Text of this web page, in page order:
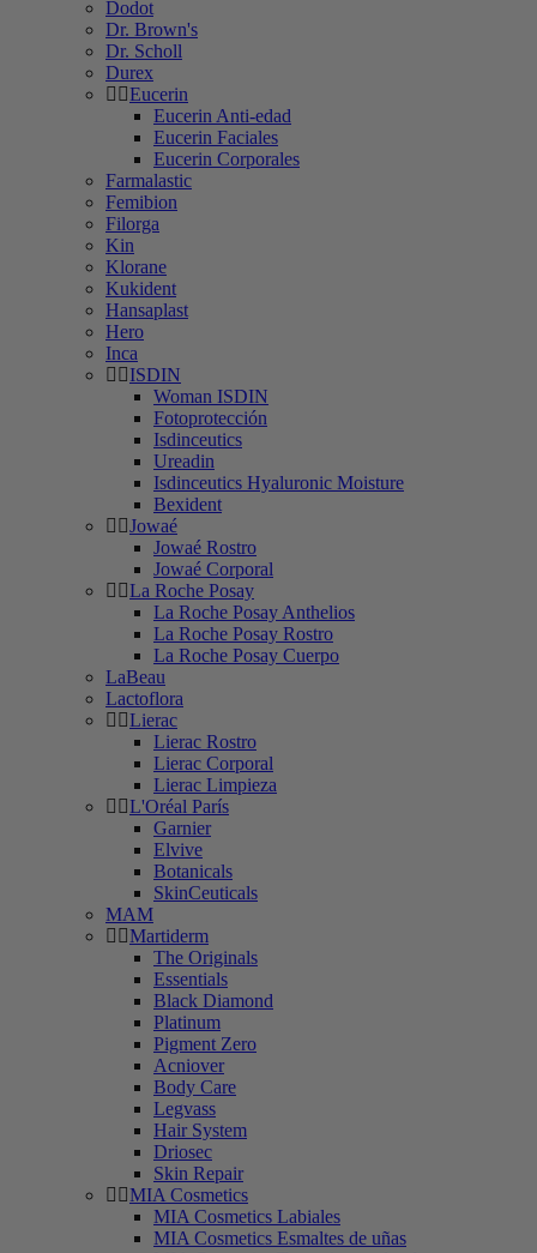
Dodot
Dr. Brown's
Dr. Scholl
Durex
Eucerin
Eucerin Anti-edad
Eucerin Faciales
Eucerin Corporales
Farmalastic
Femibion
Filorga
Kin
Klorane
Kukident
Hansaplast
Hero
Inca
ISDIN
Woman ISDIN
Fotoprotección
Isdinceutics
Ureadin
Isdinceutics Hyaluronic Moisture
Bexident
Jowaé
Jowaé Rostro
Jowaé Corporal
La Roche Posay
La Roche Posay Anthelios
La Roche Posay Rostro
La Roche Posay Cuerpo
LaBeau
Lactoflora
Lierac
Lierac Rostro
Lierac Corporal
Lierac Limpieza
L'Oréal París
Garnier
Elvive
Botanicals
SkinCeuticals
MAM
Martiderm
The Originals
Essentials
Black Diamond
Platinum
Pigment Zero
Acniover
Body Care
Legvass
Hair System
Driosec
Skin Repair
MIA Cosmetics
MIA Cosmetics Labiales
MIA Cosmetics Esmaltes de uñas